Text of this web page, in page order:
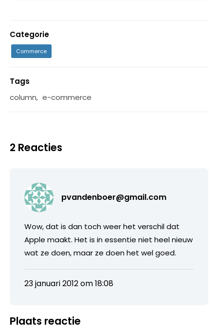
Categorie
Commerce
Tags
column, e-commerce
2 Reacties
pvandenboer@gmail.com
Wow, dat is dan toch weer het verschil dat
Apple maakt. Het is in essentie niet heel nieuw
wat ze doen, maar ze doen het wel goed.
23 januari 2012 om 18:08
Plaats reactie